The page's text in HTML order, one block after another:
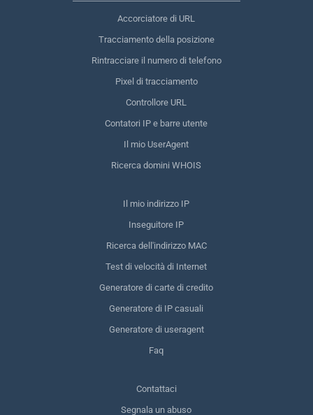
Accorciatore di URL
Tracciamento della posizione
Rintracciare il numero di telefono
Pixel di tracciamento
Controllore URL
Contatori IP e barre utente
Il mio UserAgent
Ricerca domini WHOIS
Il mio indirizzo IP
Inseguitore IP
Ricerca dell'indirizzo MAC
Test di velocità di Internet
Generatore di carte di credito
Generatore di IP casuali
Generatore di useragent
Faq
Contattaci
Segnala un abuso